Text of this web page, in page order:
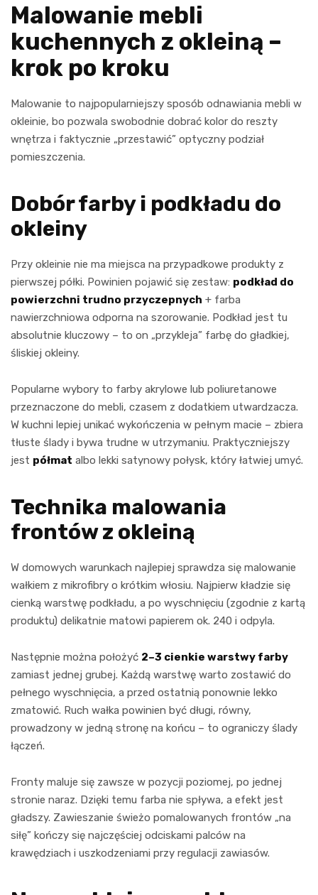
Malowanie mebli
kuchennych z okleiną –
krok po kroku
Malowanie to najpopularniejszy sposób odnawiania mebli w
okleinie, bo pozwala swobodnie dobrać kolor do reszty
wnętrza i faktycznie „przestawić” optyczny podział
pomieszczenia.
Dobór farby i podkładu do
okleiny
Przy okleinie nie ma miejsca na przypadkowe produkty z
pierwszej półki. Powinien pojawić się zestaw: podkład do
powierzchni trudno przyczepnych + farba
nawierzchniowa odporna na szorowanie. Podkład jest tu
absolutnie kluczowy – to on „przykleja” farbę do gładkiej,
śliskiej okleiny.
Popularne wybory to farby akrylowe lub poliuretanowe
przeznaczone do mebli, czasem z dodatkiem utwardzacza.
W kuchni lepiej unikać wykończenia w pełnym macie – zbiera
tłuste ślady i bywa trudne w utrzymaniu. Praktyczniejszy
jest półmat albo lekki satynowy połysk, który łatwiej umyć.
Technika malowania
frontów z okleiną
W domowych warunkach najlepiej sprawdza się malowanie
wałkiem z mikrofibry o krótkim włosiu. Najpierw kładzie się
cienką warstwę podkładu, a po wyschnięciu (zgodnie z kartą
produktu) delikatnie matowi papierem ok. 240 i odpyla.
Następnie można położyć 2–3 cienkie warstwy farby
zamiast jednej grubej. Każdą warstwę warto zostawić do
pełnego wyschnięcia, a przed ostatnią ponownie lekko
zmatowić. Ruch wałka powinien być długi, równy,
prowadzony w jedną stronę na końcu – to ograniczy ślady
łączeń.
Fronty maluje się zawsze w pozycji poziomej, po jednej
stronie naraz. Dzięki temu farba nie spływa, a efekt jest
gładszy. Zawieszanie świeżo pomalowanych frontów „na
siłę” kończy się najczęściej odciskami palców na
krawędziach i uszkodzeniami przy regulacji zawiasów.